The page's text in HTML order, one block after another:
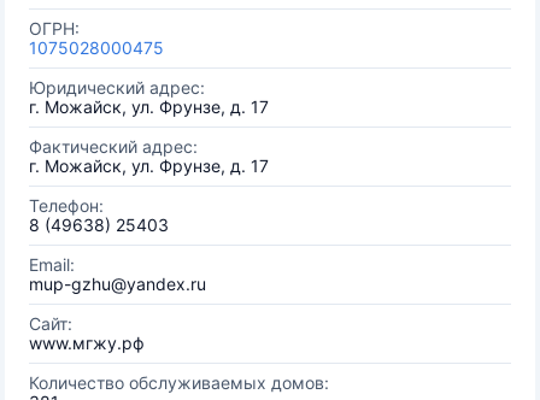
ОГРН:
1075028000475
Юридический адрес:
г. Можайск, ул. Фрунзе, д. 17
Фактический адрес:
г. Можайск, ул. Фрунзе, д. 17
Телефон:
8 (49638) 25403
Email:
mup-gzhu@yandex.ru
Сайт:
www.мгжу.рф
Количество обслуживаемых домов: